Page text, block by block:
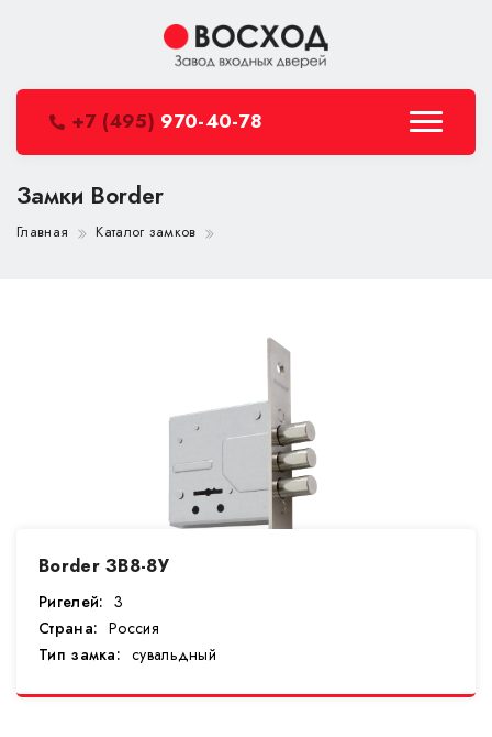
+7 (495) 970-40-78
Замки Border
Главная Каталог замков
Border ЗВ8-8У
Ригелей: 3
Страна: Россия
Тип замка: сувальдный